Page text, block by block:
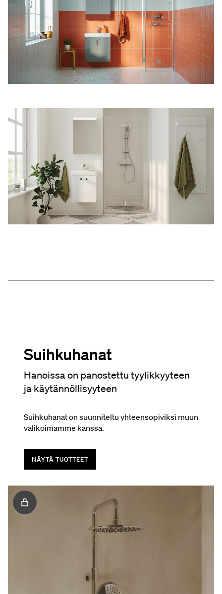
Suihkuhanat
Hanoissa on panostettu tyylikkyyteen
ja käytännöllisyyteen
Suihkuhanat on suunniteltu yhteensopiviksi muun
valikoimamme kanssa.
NÄYTÄ TUOTTEET